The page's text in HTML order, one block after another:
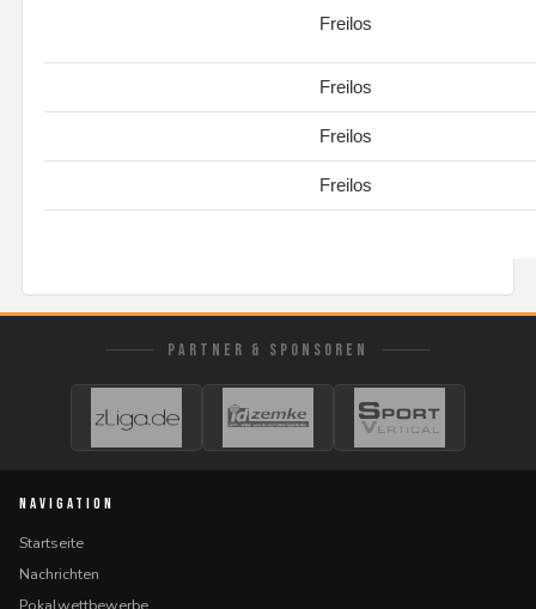
Freilos
Freilos
Freilos
Freilos
PARTNER & SPONSOREN
NAVIGATION
Startseite
Nachrichten
Pokalwettbewerbe